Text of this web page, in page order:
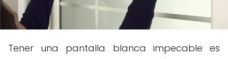
Tener una pantalla blanca impecable es